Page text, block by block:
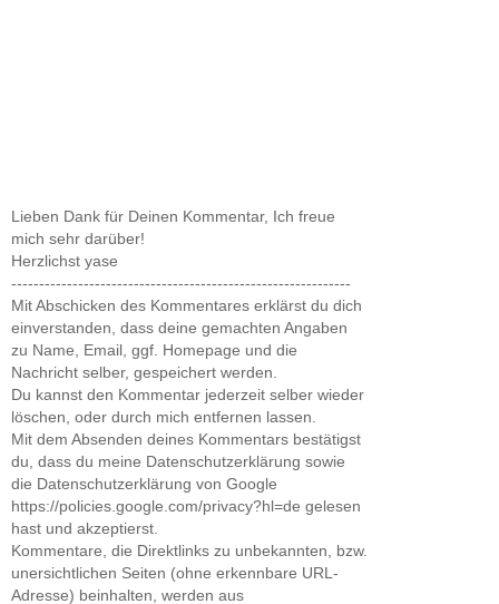
Lieben Dank für Deinen Kommentar, Ich freue
mich sehr darüber!
Herzlichst yase
-------------------------------------------------------------
Mit Abschicken des Kommentares erklärst du dich
einverstanden, dass deine gemachten Angaben
zu Name, Email, ggf. Homepage und die
Nachricht selber, gespeichert werden.
Du kannst den Kommentar jederzeit selber wieder
löschen, oder durch mich entfernen lassen.
Mit dem Absenden deines Kommentars bestätigst
du, dass du meine Datenschutzerklärung sowie
die Datenschutzerklärung von Google
https://policies.google.com/privacy?hl=de gelesen
hast und akzeptierst.
Kommentare, die Direktlinks zu unbekannten, bzw.
unersichtlichen Seiten (ohne erkennbare URL-
Adresse) beinhalten, werden aus